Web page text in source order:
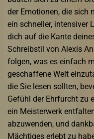
der Emotionen, die sich
ein schneller, intensiver
dich auf die Kante
Schreibstil von Alexis
folgen, was es einfach
geschaffene Welt
die Sie lesen sollten,
Gefühl der Ehrfurcht zu
ein Meisterwerk
abzuwenden, und
Mächtiges erlebt zu